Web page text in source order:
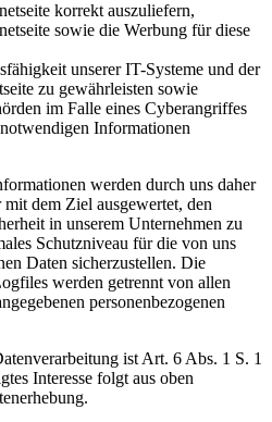
korrekt auszuliefern,
sowie die Werbung für diese
unserer IT-Systeme und der
zu gewährleisten sowie
im Falle eines Cyberangriffes
Informationen
werden durch uns daher
dem Ziel ausgewertet, den
in unserem Unternehmen zu
Schutzniveau für die von uns
Daten sicherzustellen. Die
werden getrennt von allen
personenbezogenen
ist Art. 6 Abs. 1 S. 1
Interesse folgt aus oben